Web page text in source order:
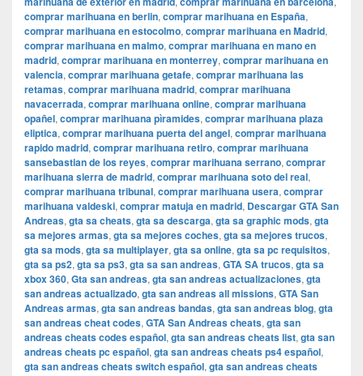
comprar marihuana en berlin, comprar marihuana en España,
comprar marihuana en estocolmo, comprar marihuana en Madrid,
comprar marihuana en malmo, comprar marihuana en mano en
madrid, comprar marihuana en monterrey, comprar marihuana en
valencia, comprar marihuana getafe, comprar marihuana las
retamas, comprar marihuana madrid, comprar marihuana
navacerrada, comprar marihuana online, comprar marihuana
opañel, comprar marihuana pìramides, comprar marihuana plaza
eliptica, comprar marihuana puerta del angel, comprar marihuana
rapido madrid, comprar marihuana retiro, comprar marihuana
sansebastian de los reyes, comprar marihuana serrano, comprar
marihuana sierra de madrid, comprar marihuana soto del real,
comprar marihuana tribunal, comprar marihuana usera, comprar
marihuana valdeski, comprar matuja en madrid, Descargar GTA San
Andreas, gta sa cheats, gta sa descarga, gta sa graphic mods, gta
sa mejores armas, gta sa mejores coches, gta sa mejores trucos,
gta sa mods, gta sa multiplayer, gta sa online, gta sa pc requisitos,
gta sa ps2, gta sa ps3, gta sa san andreas, GTA SA trucos, gta sa
xbox 360, Gta san andreas, gta san andreas actualizaciones, gta
san andreas actualizado, gta san andreas all missions, GTA San
Andreas armas, gta san andreas bandas, gta san andreas blog, gta
san andreas cheat codes, GTA San Andreas cheats, gta san
andreas cheats codes español, gta san andreas cheats list, gta san
andreas cheats pc español, gta san andreas cheats ps4 español,
gta san andreas cheats switch español, gta san andreas cheats